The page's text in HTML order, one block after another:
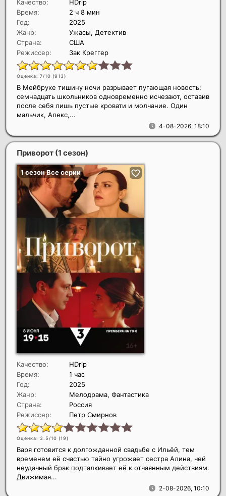
Качество:
HDrip
Время:
2 ч 8 мин
Год:
2025
Жанр:
Ужасы, Детектив
Страна:
США
Режиссер:
Зак Креггер
Оценка: 7/10 (913)
4-08-2026, 18:10
В Мейбруке тишину ночи разрывает пугающая новость:
семнадцать школьников одновременно исчезают, оставив
после себя лишь пустые кровати и молчание. Один
мальчик, Алекс,...
Приворот (1 сезон)
Качество:
HDrip
Время:
1 час
Год:
2025
Жанр:
Мелодрама, Фантастика
Страна:
Россия
Режиссер:
Петр Смирнов
Оценка: 3.5/10 (19)
2-08-2026, 10:10
Варя готовится к долгожданной свадьбе с Ильёй, тем
временем её счастью тайно угрожает сестра Алина, чей
неудачный брак подталкивает её к отчаянным действиям.
Движимая...